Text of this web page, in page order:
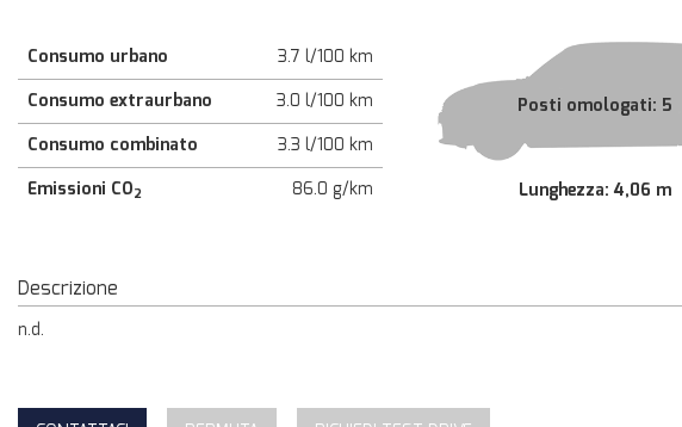
Consumo urbano
3.7 l/100 km
Consumo extraurbano
3.0 l/100 km
Consumo combinato
3.3 l/100 km
Emissioni CO2 86.0 g/km
Posti omologati: 5
Lunghezza: 4,06 m
Descrizione
n.d.